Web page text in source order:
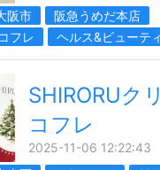
阪市
阪急うめだ本店
フレ
ヘルス&ビューテ
SHIRORUク
コフレ
2025-11-06 12:22:43